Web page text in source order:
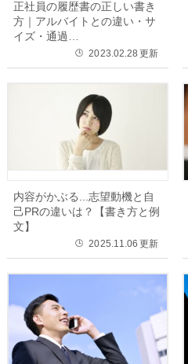
正社員の履歴書の正しい書き
方｜アルバイトとの違い・サ
イズ・通過…
🕒 2023.02.28 更新
内容がかぶる...志望動機と自
己PRの違いは？【書き方と例
文】
🕒 2025.11.06 更新